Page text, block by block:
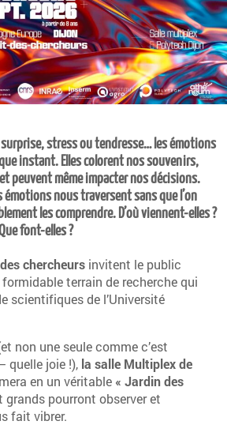
stress ou tendresse… les émotions
instant. Elles colorent nos souvenirs,
peuvent même impacter nos décisions.
émotions nous traversent sans que l’on
les comprendre. D’où viennent-elles ?
font-elles ?
chercheurs invitent le public
terrain de recherche qui
scientifiques de l’Université
non une seule comme c’est
quelle joie !), la salle Multiplex de
en un véritable « Jardin des
grands pourront observer et
fait vibrer.